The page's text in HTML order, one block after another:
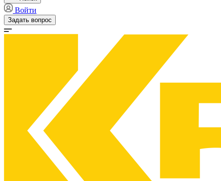
Войти
Задать вопрос